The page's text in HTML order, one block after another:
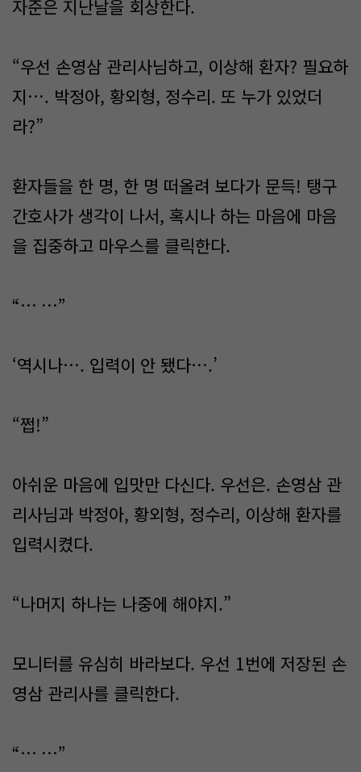
자준은 지난날을 회상한다.
“우선 손영삼 관리사님하고, 이상해 환자? 필요하
지…. 박정아, 황외형, 정수리. 또 누가 있었더
라?”
환자들을 한 명, 한 명 떠올려 보다가 문득! 탱구
간호사가 생각이 나서, 혹시나 하는 마음에 마음
을 집중하고 마우스를 클릭한다.
“… …”
‘역시나…. 입력이 안 됐다….’
“쩝!”
아쉬운 마음에 입맛만 다신다. 우선은. 손영삼 관
리사님과 박정아, 황외형, 정수리, 이상해 환자를
입력시켰다.
“나머지 하나는 나중에 해야지.”
모니터를 유심히 바라보다. 우선 1번에 저장된 손
영삼 관리사를 클릭한다.
“… …”